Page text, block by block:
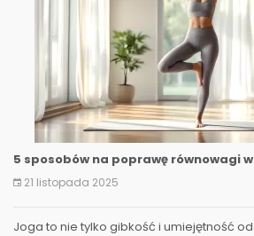
5 sposobów na poprawę równowagi
21 listopada 2025
Joga to nie tylko gibkość i umiejętność